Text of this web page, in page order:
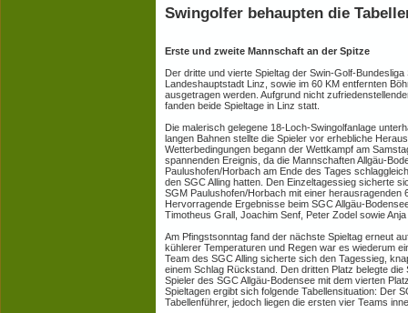
Swingolfer behaupten die
Erste und zweite Mannschaft an der Spitze
Der dritte und vierte Spieltag der Swin-Golf-
Landeshauptstadt Linz, sowie im 60 KM entfernten
ausgetragen werden. Aufgrund nicht
fanden beide Spieltage in Linz statt.
Die malerisch gelegene 18-Loch-Swingolfanlage
langen Bahnen stellte die Spieler vor erhebliche
Wetterbedingungen begann der Wettkampf am
spannenden Ereignis, da die Mannschaften Allgäu-
Paulushofen/Horbach am Ende des Tages
den SGC Alling hatten. Den Einzeltagessieg sicherte
SGM Paulushofen/Horbach mit einer herausragenden
Hervorragende Ergebnisse beim SGC Allgäu-
Timotheus Grall, Joachim Senf, Peter Zodel sowie
Am Pfingstsonntag fand der nächste Spieltag erneut
kühlerer Temperaturen und Regen war es wiederum
Team des SGC Alling sicherte sich den Tagessieg,
einem Schlag Rückstand. Den dritten Platz belegte
Spieler des SGC Allgäu-Bodensee mit dem vierten
Spieltagen ergibt sich folgende Tabellensituation: Der
Tabellenführer, jedoch liegen die ersten vier Teams